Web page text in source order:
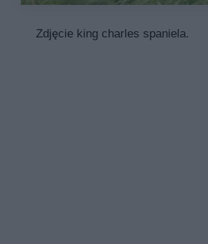
Zdjęcie king charles spaniela.